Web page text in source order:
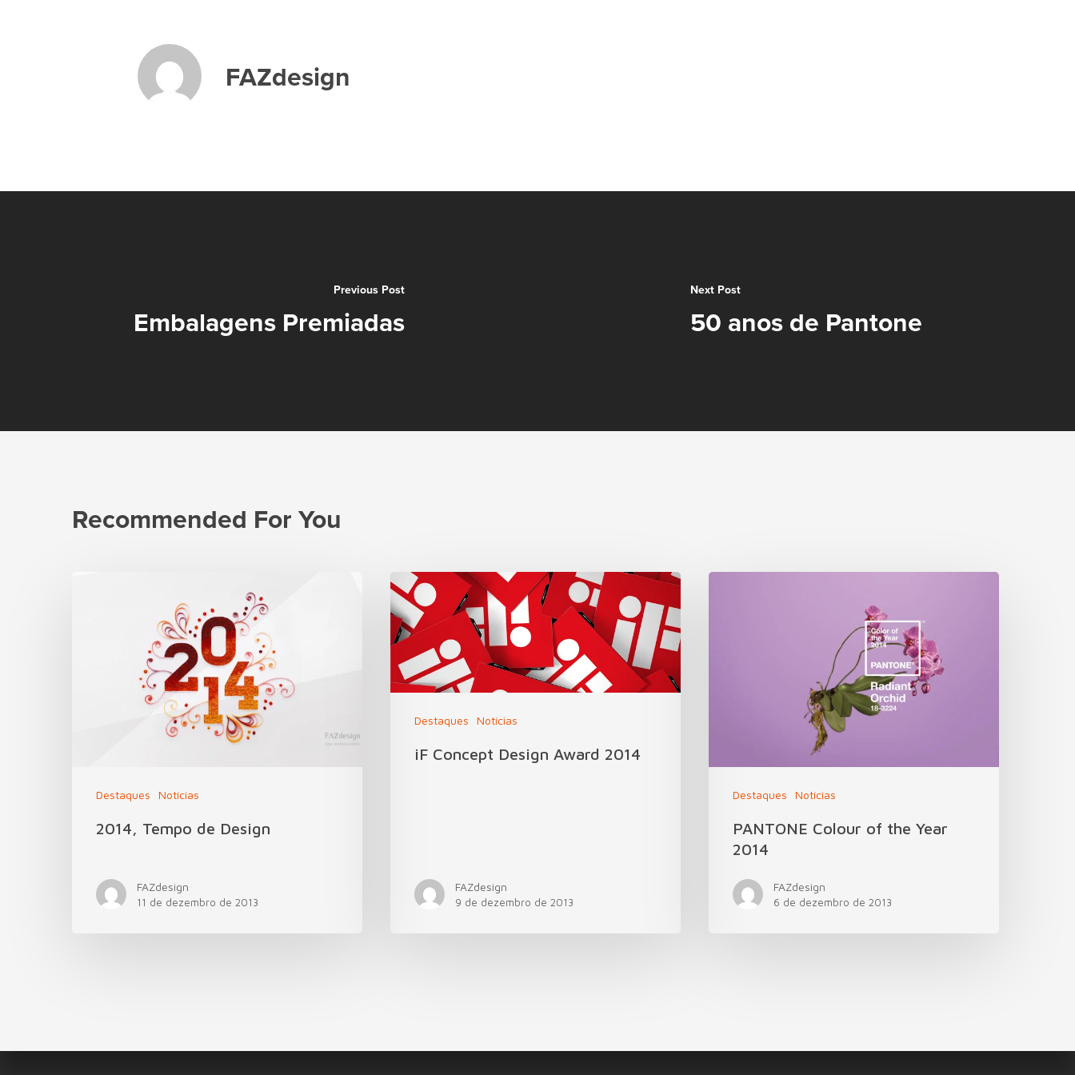
FAZdesign
Previous Post
Embalagens Premiadas
Next Post
50 anos de Pantone
Recommended For You
Destaques Notícias
2014, Tempo de Design
FAZdesign
11 de dezembro de 2013
Destaques Notícias
iF Concept Design Award 2014
FAZdesign
9 de dezembro de 2013
Destaques Notícias
PANTONE Colour of the Year
2014
FAZdesign
6 de dezembro de 2013